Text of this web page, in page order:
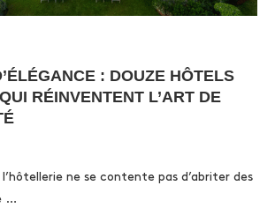
: DOUZE HÔTELS
RÉINVENTENT L’ART DE
l’hôtellerie ne se contente pas d’abriter des
…